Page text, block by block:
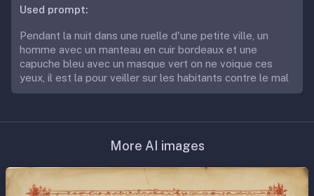
Used prompt:
Pendant la nuit dans une ruelle d'une petite ville, un
homme avec un manteau en cuir bordeaux et une
capuche bleu avec un masque vert on ne voique ces
yeux, il est la pour veiller sur les habitants contre le mal
More AI images